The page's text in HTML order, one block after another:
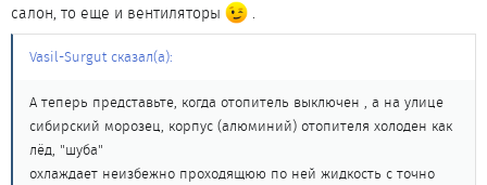
салон, то еще и вентиляторы
.
Vasil-Surgut сказал(а):
А теперь представьте, когда отопитель выключен , а на улице
сибирский морозец, корпус (алюминий) отопителя холоден как
лёд, "шуба"
охлаждает неизбежно проходящюю по ней жидкость с точно